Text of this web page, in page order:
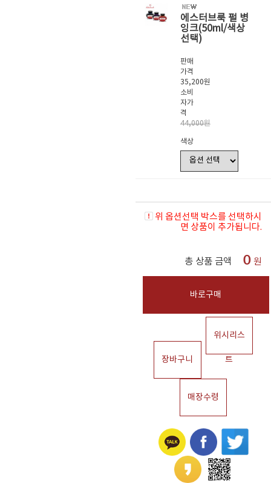
에스터브룩 펄 병
잉크(50ml/색상
선택)
판매
가격
35,200원
소비
자가
격
44,000원
색상
위 옵션선택 박스를 선택하시
면 상품이 추가됩니다.
총 상품 금액 0 원
바로구매
장바구니
위시리스
트
매장수령